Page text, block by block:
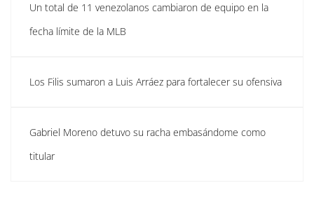
Un total de 11 venezolanos cambiaron de equipo en la
fecha límite de la MLB
Los Filis sumaron a Luis Arráez para fortalecer su ofensiva
Gabriel Moreno detuvo su racha embasándome como
titular